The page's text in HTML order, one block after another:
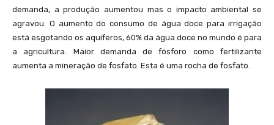
demanda, a produção aumentou mas o impacto ambiental se
agravou. O aumento do consumo de água doce para irrigação
está esgotando os aquíferos, 60% da água doce no mundo é para
a agricultura. Maior demanda de fósforo como fertilizante
aumenta a mineração de fosfato. Esta é uma rocha de fosfato.